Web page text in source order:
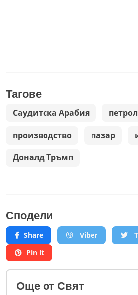
Тагове
Саудитска Арабия петрол
производство пазар
Доналд Тръмп
Сподели
Share Viber
Pin it
Oще от Свят